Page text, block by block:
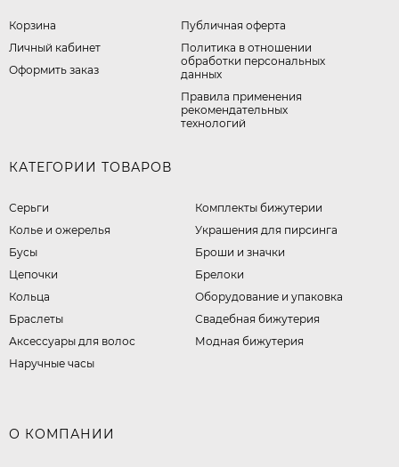
Корзина
Личный кабинет
Оформить заказ
Публичная оферта
​Политика в отношении
обработки персональных
данных
Правила применения
рекомендательных
технологий
КАТЕГОРИИ ТОВАРОВ
Серьги
Колье и ожерелья
Бусы
Цепочки
Кольца
Браслеты
Аксессуары для волос
Наручные часы
Комплекты бижутерии
Украшения для пирсинга
Броши и значки
Брелоки
Оборудование и упаковка
Свадебная бижутерия
Модная бижутерия
О КОМПАНИИ